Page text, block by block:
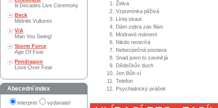
Iii Decades Live Ceremony
Beck
Midnite Vultures
V/A
Man You Swing!
Storm Force
Age Of Fear
Pendragon
Love Over Fear
Abecední index
interpret vydavatel
1.
Želva
2. Vzpomínka plíživá
3.
Línej skaut
4.
Dám zejtra zas flám
5.
Modravé mámení
6.
Nikdo neotvírá
7.
Nebezpečná postava
8. Snad jsem to zavinil já
9.
Dědečkův duch
10. Jen Bůh ví
11.
Telefon
12.
Psychiatrický prášek